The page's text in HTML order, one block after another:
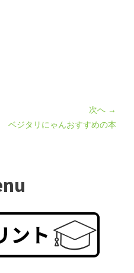
次へ →
ベジタリにゃんおすすめの本